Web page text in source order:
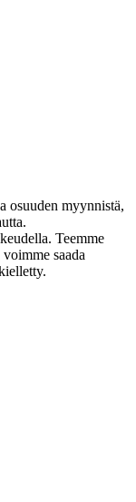
osuuden myynnistä,
Teemme
saada